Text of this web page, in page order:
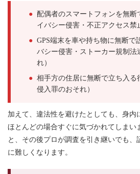
● 配偶者のスマートフォンを無断
イバシー侵害・不正アクセス禁
● GPS端末を車や持ち物に無断で
バシー侵害・ストーカー規制法
れ）
● 相手方の住居に無断で立ち入る
侵入罪のおそれ）
加えて、違法性を避けたとしても、身内
ほとんどの場合すぐに気づかれてしまい
と、その後プロが調査を引き継いでも、
に難しくなります。